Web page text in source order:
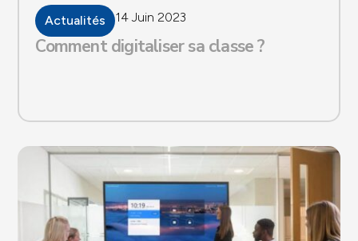
Actualités 14 Juin 2023
Comment digitaliser sa classe ?